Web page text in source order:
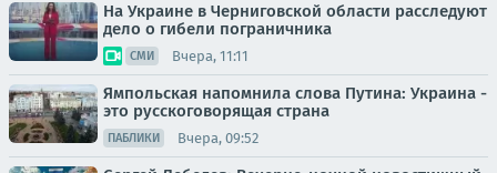
На Украине в Черниговской области расследуют
дело о гибели пограничника
СМИ Вчера, 11:11
Ямпольская напомнила слова Путина: Украина -
это русскоговорящая страна
ПАБЛИКИ Вчера, 09:52